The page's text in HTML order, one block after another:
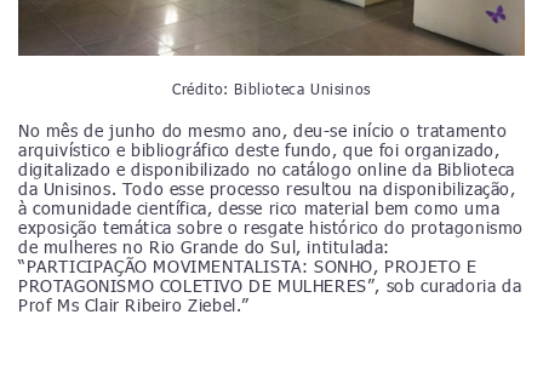
Crédito: Biblioteca Unisinos
No mês de junho do mesmo ano, deu-se início o tratamento
arquivístico e bibliográfico deste fundo, que foi organizado,
digitalizado e disponibilizado no catálogo online da Biblioteca
da Unisinos. Todo esse processo resultou na disponibilização,
à comunidade científica, desse rico material bem como uma
exposição temática sobre o resgate histórico do protagonismo
de mulheres no Rio Grande do Sul, intitulada:
“PARTICIPAÇÃO MOVIMENTALISTA: SONHO, PROJETO E
PROTAGONISMO COLETIVO DE MULHERES”, sob curadoria da
Prof Ms Clair Ribeiro Ziebel.”